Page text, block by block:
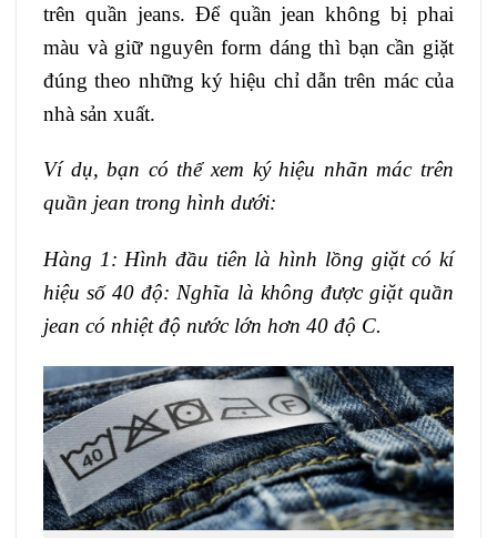
trên quần jeans. Để quần jean không bị phai
màu và giữ nguyên form dáng thì bạn cần giặt
đúng theo những ký hiệu chỉ dẫn trên mác của
nhà sản xuất.
Ví dụ, bạn có thể xem ký hiệu nhãn mác trên
quần jean trong hình dưới:
Hàng 1: Hình đầu tiên là hình lồng giặt có kí
hiệu số 40 độ: Nghĩa là không được giặt quần
jean có nhiệt độ nước lớn hơn 40 độ C.